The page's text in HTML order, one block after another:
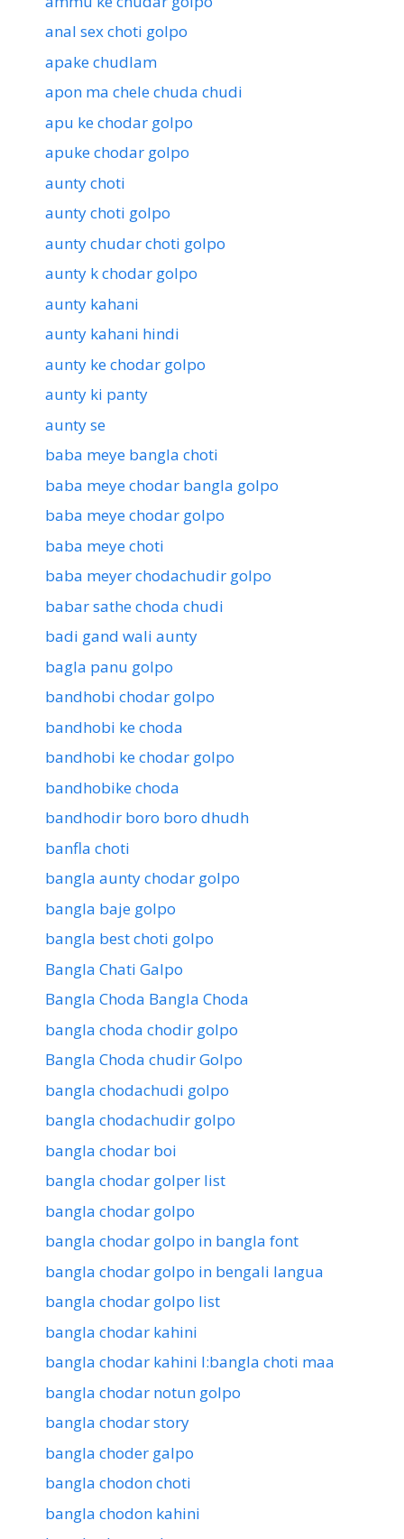
anal sex choti golpo
apake chudlam
apon ma chele chuda chudi
apu ke chodar golpo
apuke chodar golpo
aunty choti
aunty choti golpo
aunty chudar choti golpo
aunty k chodar golpo
aunty kahani
aunty kahani hindi
aunty ke chodar golpo
aunty ki panty
aunty se
baba meye bangla choti
baba meye chodar bangla golpo
baba meye chodar golpo
baba meye choti
baba meyer chodachudir golpo
babar sathe choda chudi
badi gand wali aunty
bagla panu golpo
bandhobi chodar golpo
bandhobi ke choda
bandhobi ke chodar golpo
bandhobike choda
bandhodir boro boro dhudh
banfla choti
bangla aunty chodar golpo
bangla baje golpo
bangla best choti golpo
Bangla Chati Galpo
Bangla Choda Bangla Choda
bangla choda chodir golpo
Bangla Choda chudir Golpo
bangla chodachudi golpo
bangla chodachudir golpo
bangla chodar boi
bangla chodar golper list
bangla chodar golpo
bangla chodar golpo in bangla font
bangla chodar golpo in bengali langua
bangla chodar golpo list
bangla chodar kahini
bangla chodar kahini l:bangla choti maa
bangla chodar notun golpo
bangla chodar story
bangla choder galpo
bangla chodon choti
bangla chodon kahini